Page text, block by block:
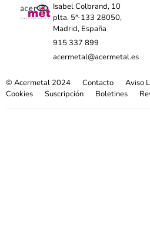
Isabel Colbrand, 10
plta. 5ª-133 28050,
Madrid, España
915 337 899
acermetal@acermetal.es
© Acermetal 2024 Contacto
Aviso
Cookies
Suscripción Boletines